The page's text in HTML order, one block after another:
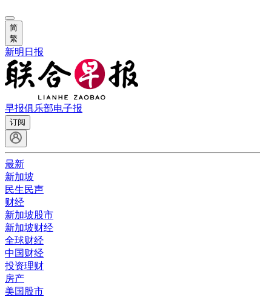
简
繁
新明日报
早报俱乐部电子报
订阅
最新
新加坡
民生民声
财经
新加坡股市
新加坡财经
全球财经
中国财经
投资理财
房产
美国股市